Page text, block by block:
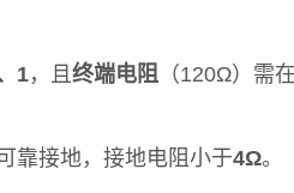
1，且终端电阻（120Ω）需
靠接地，接地电阻小于4Ω。